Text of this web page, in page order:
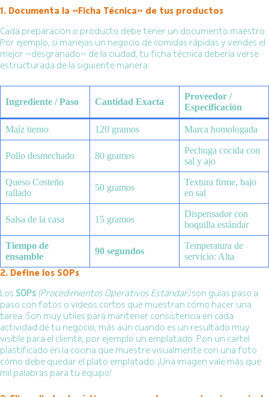
1. Documenta la «Ficha Técnica» de tus productos
Cada preparación o producto debe tener un documento maestro.
Por ejemplo, si manejas un negocio de comidas rápidas y vendes el
mejor «desgranado» de la ciudad, tu ficha técnica debería verse
estructurada de la siguiente manera:
Ingrediente / Paso Cantidad Exacta
Proveedor /
Especificación
Maíz tierno 120 gramos Marca homologada
Pollo desmechado 80 gramos
Pechuga cocida con
sal y ajo
Queso Costeño
rallado
50 gramos
Textura firme, bajo
en sal
Salsa de la casa 15 gramos
Dispensador con
boquilla estándar
Tiempo de
ensamble
90 segundos
Temperatura de
servicio: Alta
2. Define los SOPs
Los SOPs (Procedimientos Operativos Estándar)son guías paso a
paso con fotos o videos cortos que muestran cómo hacer una
tarea. Son muy utiles para mantener consistencia en cada
actividad de tu negocio, más aún cuando es un resultado muy
visible para el cliente, por ejemplo un emplatado: Pon un cartel
plastificado en la cocina que muestre visualmente con una foto
cómo debe quedar el plato emplatado. ¡Una imagen vale más que
mil palabras para tu equipo!